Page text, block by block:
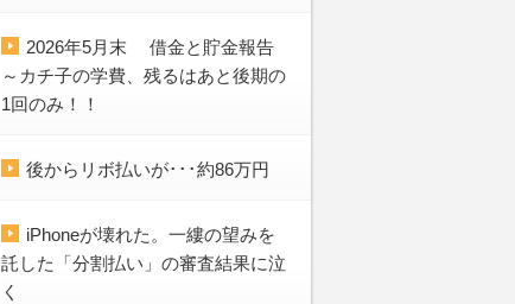
2026年5月末 借金と貯金報告
～カチ子の学費、残るはあと後期の
1回のみ！！
後からリボ払いが･･･約86万円
iPhoneが壊れた。一縷の望みを
託した「分割払い」の審査結果に泣
く